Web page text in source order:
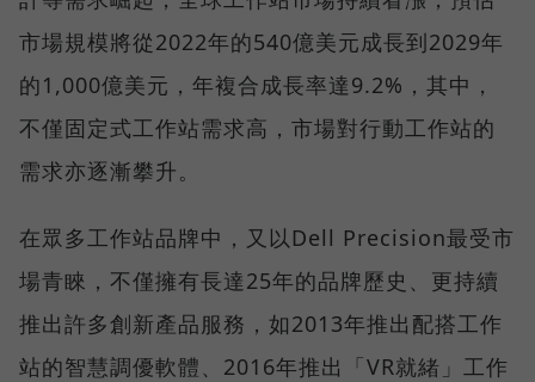
市場規模將從2022年的540億美元成長到2029年
的1,000億美元，年複合成長率達9.2%，其中，
不僅固定式工作站需求高，市場對行動工作站的
需求亦逐漸攀升。
在眾多工作站品牌中，又以Dell Precision最受市
場青睞，不僅擁有長達25年的品牌歷史、更持續
推出許多創新產品服務，如2013年推出配搭工作
站的智慧調優軟體、2016年推出「VR就緒」工作